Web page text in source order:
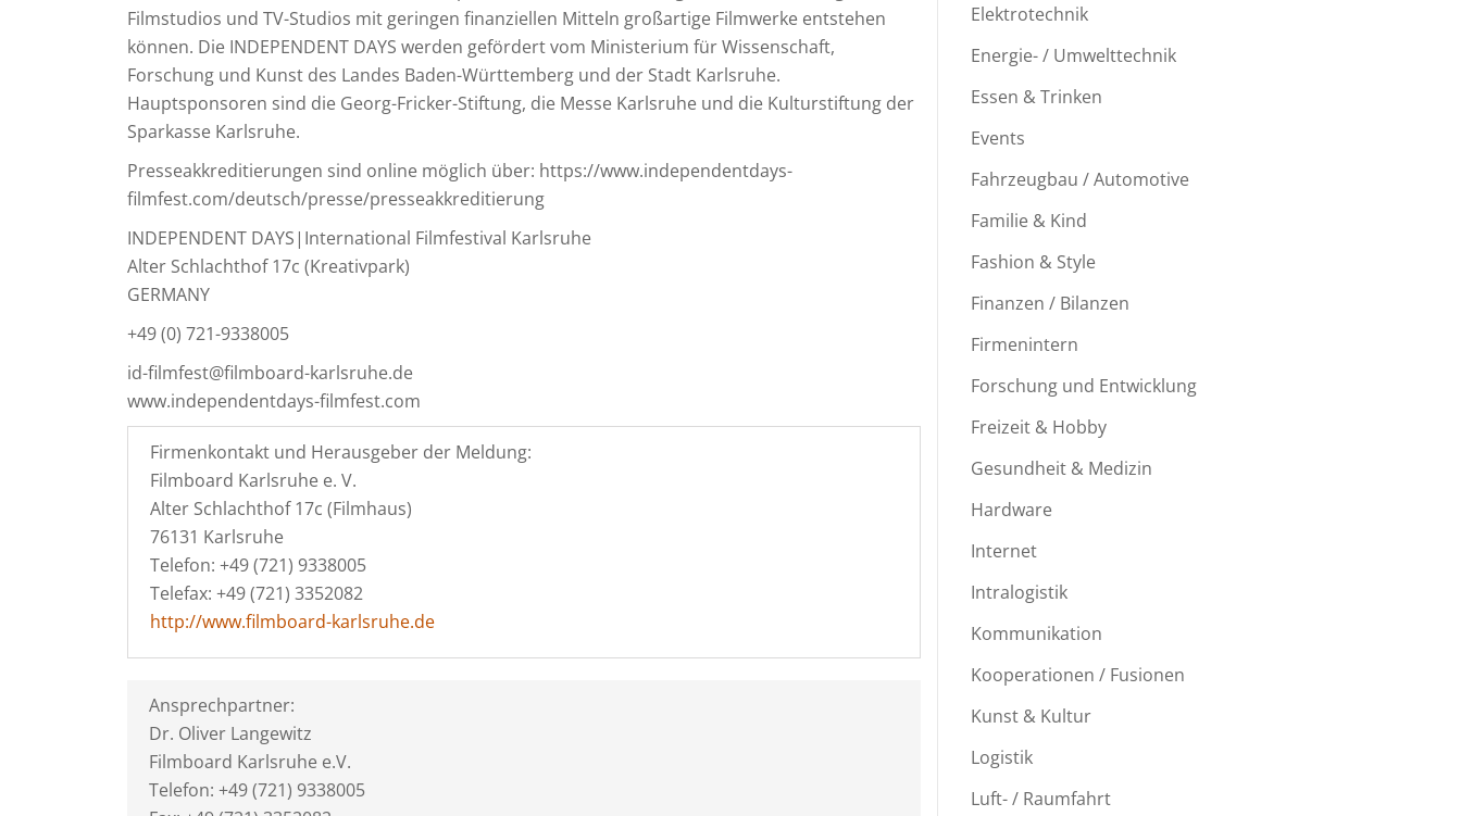
Filmstudios und TV-Studios mit geringen finanziellen Mitteln großartige Filmwerke entstehen
können. Die INDEPENDENT DAYS werden gefördert vom Ministerium für Wissenschaft,
Forschung und Kunst des Landes Baden-Württemberg und der Stadt Karlsruhe.
Hauptsponsoren sind die Georg-Fricker-Stiftung, die Messe Karlsruhe und die Kulturstiftung der
Sparkasse Karlsruhe.
Presseakkreditierungen sind online möglich über: https://www.independentdays-
filmfest.com/deutsch/presse/presseakkreditierung
INDEPENDENT DAYS|International Filmfestival Karlsruhe
Alter Schlachthof 17c (Kreativpark)
GERMANY
+49 (0) 721-9338005
id-filmfest@filmboard-karlsruhe.de
www.independentdays-filmfest.com
Firmenkontakt und Herausgeber der Meldung:
Filmboard Karlsruhe e. V.
Alter Schlachthof 17c (Filmhaus)
76131 Karlsruhe
Telefon: +49 (721) 9338005
Telefax: +49 (721) 3352082
http://www.filmboard-karlsruhe.de
Ansprechpartner:
Dr. Oliver Langewitz
Filmboard Karlsruhe e.V.
Telefon: +49 (721) 9338005
Elektrotechnik
Energie- / Umwelttechnik
Essen & Trinken
Events
Fahrzeugbau / Automotive
Familie & Kind
Fashion & Style
Finanzen / Bilanzen
Firmenintern
Forschung und Entwicklung
Freizeit & Hobby
Gesundheit & Medizin
Hardware
Internet
Intralogistik
Kommunikation
Kooperationen / Fusionen
Kunst & Kultur
Logistik
Luft- / Raumfahrt